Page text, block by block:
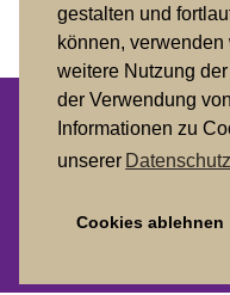
gestalten und
können,
weitere Nutzung
der Verwendung
Informationen zu
unserer
Cookies ablehnen